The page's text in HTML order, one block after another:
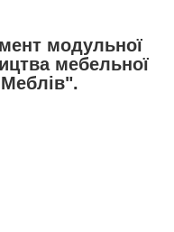
модульної
мебельної